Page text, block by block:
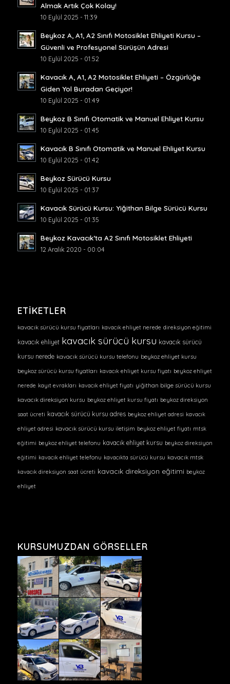
Almak Artık Çok Kolay!
10 Eylül 2025 - 11:39
Beykoz A, A1, A2 Sınıfı Motosiklet Ehliyeti Kursu –
Güvenli ve Profesyonel Sürüşün Adresi
10 Eylül 2025 - 01:52
Kavacık A, A1, A2 Motosiklet Ehliyeti – Özgürlüğe
Giden Yol Buradan Geçiyor!
10 Eylül 2025 - 01:49
Beykoz B Sınıfı Otomatik ve Manuel Ehliyet Kursu
10 Eylül 2025 - 01:45
Kavacık B Sınıfı Otomatik ve Manuel Ehliyet Kursu
10 Eylül 2025 - 01:42
Beykoz Sürücü Kursu
10 Eylül 2025 - 01:37
Kavacık Sürücü Kursu: Yiğithan Bilge Sürücü Kursu
10 Eylül 2025 - 01:35
Beykoz Kavacık’ta A2 Sınıfı Motosiklet Ehliyeti
12 Aralık 2020 - 00:04
ETIKETLER
kavacık sürücü kursu fiyatları kavacık ehliyet nerede direksiyon eğitimi
kavacık ehliyet kavacık sürücü kursu kavacık sürücü
kursu nerede kavacık sürücü kursu telefonu beykoz ehliyet kursu
beykoz sürücü kursu fiyatları kavacık ehliyet kursu fiyatı beykoz ehliyet
nerede kayıt evrakları kavacık ehliyet fiyatı yiğithan bilge sürücü kursu
kavacık direksiyon kursu beykoz ehliyet kursu fiyatı beykoz direksiyon
saat ücreti kavacık sürücü kursu adres beykoz ehliyet adresi kavacık
ehliyet adresi kavacık sürücü kursu iletişim beykoz ehliyet fiyatı mtsk
eğitimi beykoz ehliyet telefonu kavacık ehliyet kursu beykoz direksiyon
eğitimi kavacık ehliyet telefonu kavacıkta sürücü kursu kavacık mtsk
kavacık direksiyon saat ücreti kavacık direksiyon eğitimi beykoz
ehliyet
KURSUMUZDAN GÖRSELLER